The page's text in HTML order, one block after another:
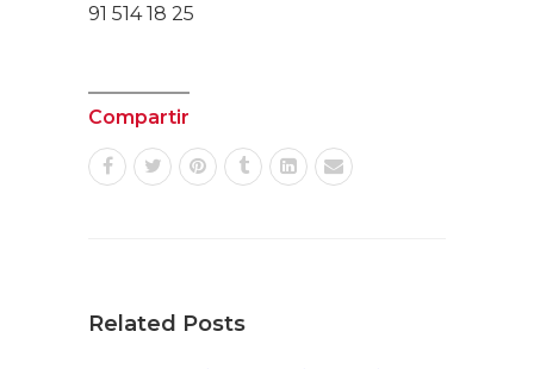
91 514 18 25
Compartir
Related Posts